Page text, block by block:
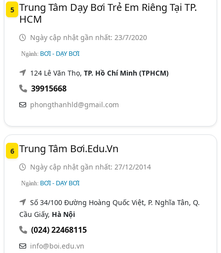
5 Trung Tâm Dạy Bơi Trẻ Em Riêng Tại TP.
HCM
Ngày cập nhật gần nhất: 23/7/2020
Ngành: BƠI - DẠY BƠI
124 Lê Văn Thọ,TP. Hồ Chí Minh (TPHCM)
39915668
phongthanhld@gmail.com
6 Trung Tâm Bơi.edu.vn
Ngày cập nhật gần nhất: 27/12/2014
Ngành: BƠI - DẠY BƠI
Số 34/100 Đường Hoàng Quốc Việt, P. Nghĩa Tân, Q.
Cầu Giấy, Hà Nội
(024) 22468115
info@boi.edu.vn